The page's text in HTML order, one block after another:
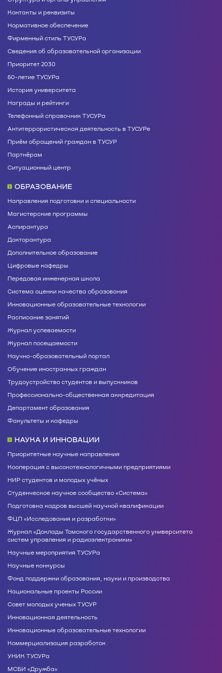
Контакты и реквизиты
Нормативное обеспечение
Фирменный стиль ТУСУРа
Сведения об образовательной организации
Приоритет 2030
60-летие ТУСУРа
История университета
Награды и рейтинги
Телефонный справочник ТУСУРа
Антитеррористическая деятельность в ТУСУРе
Приём обращений граждан в ТУСУР
Партнёрам
Ситуационный центр
ОБРАЗОВАНИЕ
Направления подготовки и специальности
Магистерские программы
Аспирантура
Докторантура
Дополнительное образование
Цифровые кафедры
Передовая инженерная школа
Система оценки качества образования
Инновационные образовательные технологии
Расписание занятий
Журнал успеваемости
Журнал посещаемости
Научно-образовательный портал
Обучение иностранных граждан
Трудоустройство студентов и выпускников
Профессионально-общественная аккредитация
Департамент образования
Факультеты и кафедры
НАУКА И ИННОВАЦИИ
Приоритетные научные направления
Кооперация с высокотехнологичными предприятиями
НИР студентов и молодых учёных
Студенческое научное сообщество «Система»
Подготовка кадров высшей научной квалификации
ФЦП «Исследования и разработки»
Журнал «Доклады Томского государственного университета
систем управления и радиоэлектроники»
Научные мероприятия ТУСУРа
Научные конкурсы
Фонд поддержки образования, науки и производства
Национальные проекты России
Совет молодых ученых ТУСУР
Инновационная деятельность
Инновационные образовательные технологии
Коммерциализация разработок
УНИК ТУСУРа
МСБИ «Дружба»